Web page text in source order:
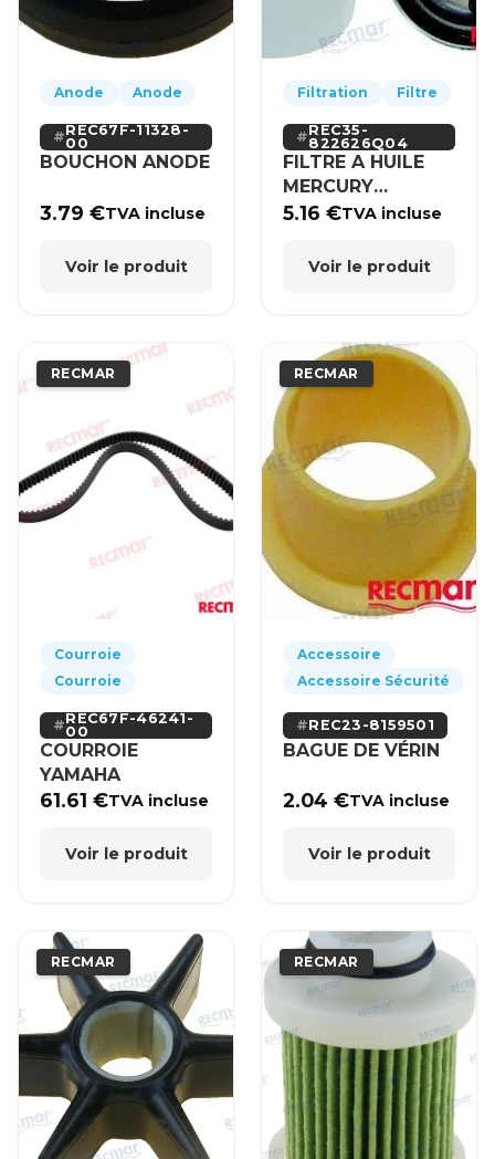
Anode Anode
REC67F-11328-
00
BOUCHON ANODE
3.79€TVA incluse
Voir le produit
Filtration Filtre
REC35-
822626Q04
FILTRE A HUILE
MERCURY
MERCRUISER
5.16€TVA incluse
Voir le produit
RECMAR
Courroie
Courroie
REC67F-46241-
00
COURROIE
YAMAHA
61.61€TVA incluse
Voir le produit
RECMAR
Accessoire
Accessoire Sécurité
REC23-8159501
BAGUE DE VÉRIN
2.04€TVA incluse
Voir le produit
RECMAR RECMAR